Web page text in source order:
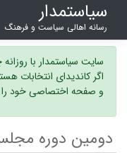
سیاستمدار
رسانه اهالی سیاست و فرهنگ
سایت سیاستمدار با
اگر کاندیدای انتخابات
و صفحه اختصاصی خود را
دومین دوره